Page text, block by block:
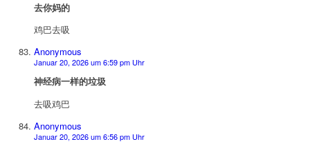
去你妈的
鸡巴去吸
Anonymous
Januar 20, 2026 um 6:59 pm Uhr
神经病一样的垃圾
去吸鸡巴
Anonymous
Januar 20, 2026 um 6:56 pm Uhr